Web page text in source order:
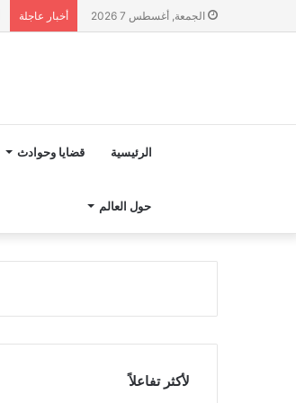
الجمعة, أغسطس 7 2026 أخبار عاجلة
الرئيسية قضايا وحوادث
حول العالم
لأكثر تفاعلاً